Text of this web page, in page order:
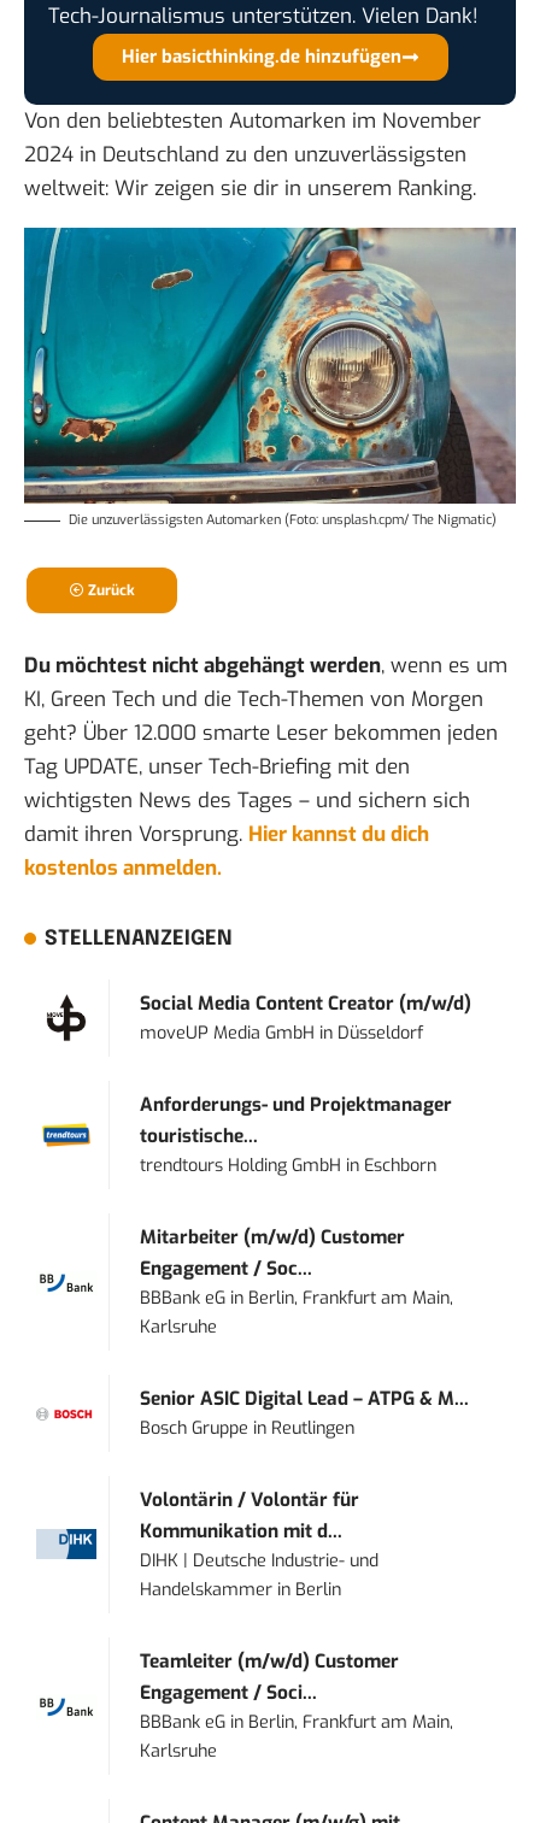
Tech-Journalismus unterstützen. Vielen Dank!
Hier basicthinking.de hinzufügen
Von den beliebtesten Automarken im November
2024 in Deutschland zu den unzuverlässigsten
weltweit: Wir zeigen sie dir in unserem Ranking.
Die unzuverlässigsten Automarken (Foto: unsplash.cpm/ The Nigmatic)
Zurück
Du möchtest nicht abgehängt werden, wenn es um
KI, Green Tech und die Tech-Themen von Morgen
geht? Über 12.000 smarte Leser bekommen jeden
Tag UPDATE, unser Tech-Briefing mit den
wichtigsten News des Tages – und sichern sich
damit ihren Vorsprung. Hier kannst du dich
kostenlos anmelden.
STELLENANZEIGEN
Social Media Content Creator (m/w/d)
moveUP Media GmbH in Düsseldorf
Anforderungs- und Projektmanager
touristische...
trendtours Holding GmbH in Eschborn
Mitarbeiter (m/w/d) Customer
Engagement / Soc...
BBBank eG in Berlin, Frankfurt am Main,
Karlsruhe
Senior ASIC Digital Lead – ATPG & M...
Bosch Gruppe in Reutlingen
Volontärin / Volontär für
Kommunikation mit d...
DIHK | Deutsche Industrie- und
Handelskammer in Berlin
Teamleiter (m/w/d) Customer
Engagement / Soci...
BBBank eG in Berlin, Frankfurt am Main,
Karlsruhe